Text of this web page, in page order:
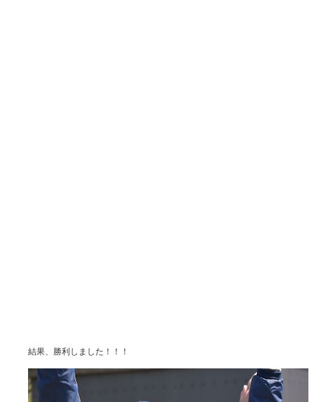
結果、勝利しました！！！